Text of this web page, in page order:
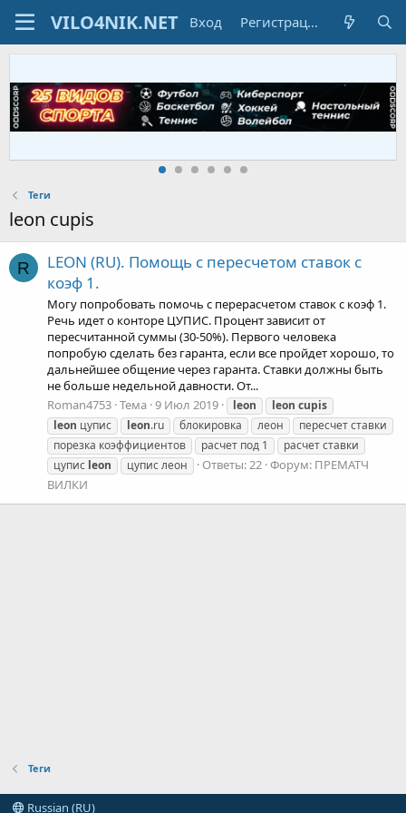
Вход Регистрация
Теги
leon cupis
R
LEON (RU). Помощь с пересчетом ставок с
коэф 1.
Могу попробовать помочь с перерасчетом ставок с коэф 1.
Речь идет о конторе ЦУПИС. Процент зависит от
пересчитанной суммы (30-50%). Первого человека
попробую сделать без гаранта, если все пройдет хорошо, то
дальнейшее общение через гаранта. Ставки должны быть
не больше недельной давности. От...
Roman4753 Тема 9 Июл 2019 leon leon cupis
leon цупис leon.ru блокировка леон
пересчет ставки
порезка коэффициентов
расчет под 1
расчет ставки
цупис leon цупис леон Ответы: 22 Форум: ПРЕМАТЧ
ВИЛКИ
Теги
Russian (RU)